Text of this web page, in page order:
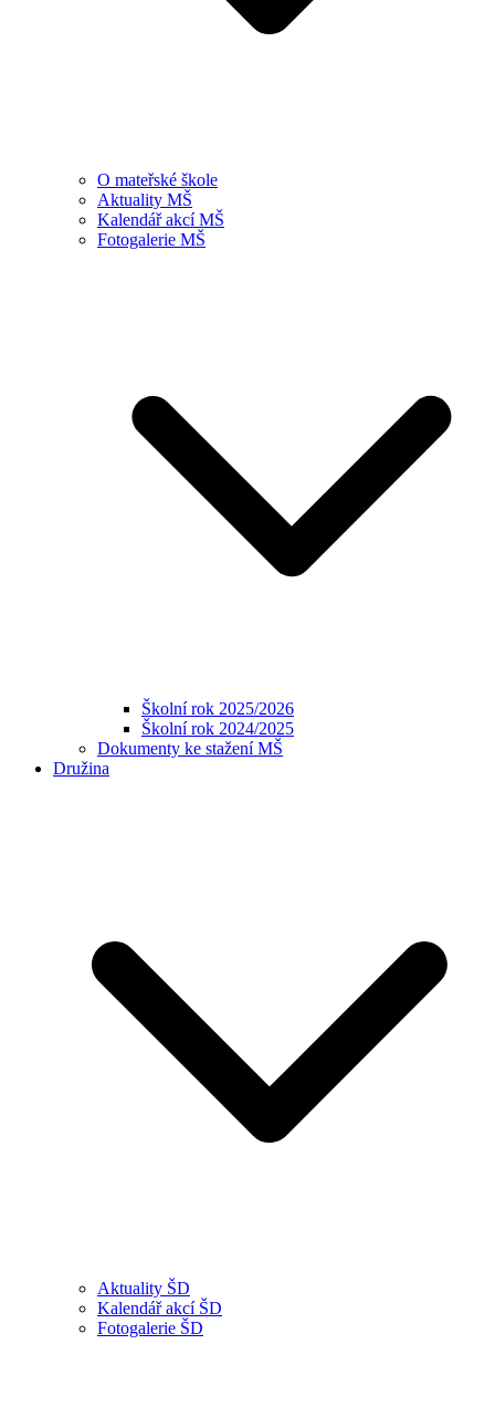
O mateřské škole
Aktuality MŠ
Kalendář akcí MŠ
Fotogalerie MŠ
Školní rok 2025/2026
Školní rok 2024/2025
Dokumenty ke stažení MŠ
Družina
Aktuality ŠD
Kalendář akcí ŠD
Fotogalerie ŠD